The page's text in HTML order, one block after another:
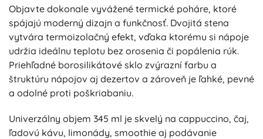
Objavte dokonale vyvážené termické poháre, ktoré
spájajú moderný dizajn a funkčnosť. Dvojitá stena
vytvára termoizolačný efekt, vďaka ktorému si nápoje
udržia ideálnu teplotu bez orosenia či popálenia rúk.
Priehľadné borosilikátové sklo zvýrazní farbu a
štruktúru nápojov aj dezertov a zároveň je ľahké, pevné
a odolné proti poškriabaniu.
Univerzálny objem 345 ml je skvelý na cappuccino, čaj,
ľadovú kávu, limonády, smoothie aj podávanie